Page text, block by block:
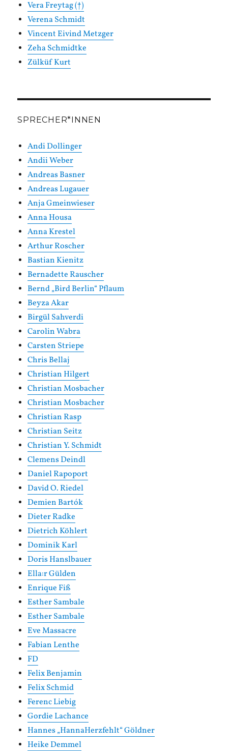
Vera Freytag (†)
Verena Schmidt
Vincent Eivind Metzger
Zeha Schmidtke
Zülküf Kurt
SPRECHER*INNEN
Andi Dollinger
Andii Weber
Andreas Basner
Andreas Lugauer
Anja Gmeinwieser
Anna Housa
Anna Krestel
Arthur Roscher
Bastian Kienitz
Bernadette Rauscher
Bernd „Bird Berlin“ Pflaum
Beyza Akar
Birgül Sahverdi
Carolin Wabra
Carsten Striepe
Chris Bellaj
Christian Hilgert
Christian Mosbacher
Christian Mosbacher
Christian Rasp
Christian Seitz
Christian Y. Schmidt
Clemens Deindl
Daniel Rapoport
David O. Riedel
Demien Bartók
Dieter Radke
Dietrich Köhlert
Dominik Karl
Doris Hanslbauer
Ella:r Gülden
Enrique Fiß
Esther Sambale
Esther Sambale
Eve Massacre
Fabian Lenthe
FD
Felix Benjamin
Felix Schmid
Ferenc Liebig
Gordie Lachance
Hannes „HannaHerzfehlt“ Göldner
Heike Demmel